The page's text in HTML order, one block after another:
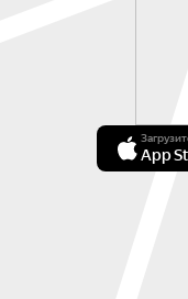
App